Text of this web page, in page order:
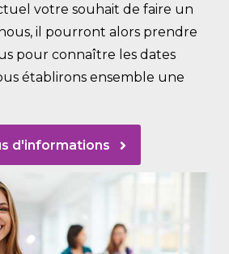
votre souhait de faire un
il pourront alors prendre
pour connaître les dates
établirons ensemble une
d'informations